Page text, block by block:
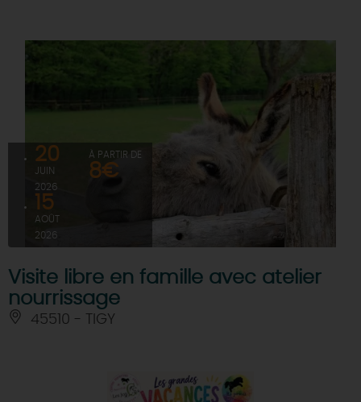
20
JUIN
2026
15
AOÛT
2026
À PARTIR DE
8€
Visite libre en famille avec atelier
nourrissage
45510 - TIGY